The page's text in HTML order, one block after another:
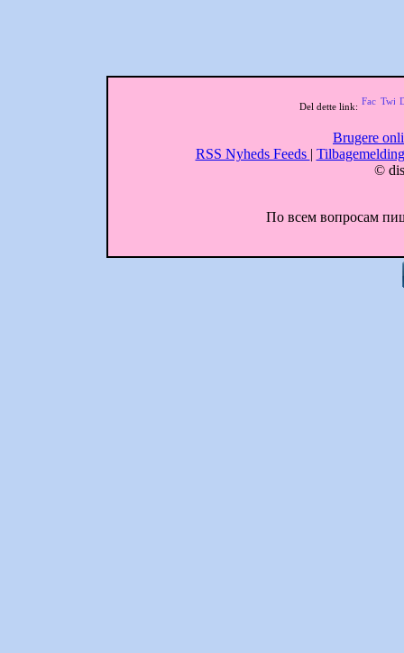
Del dette link:
Brugere
RSS Nyheds Feeds |
©
По всем вопросам